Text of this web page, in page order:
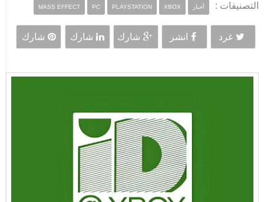
التصنيفات : أخبار MASS EFFECT PC PLAYSTATION XBOX
غرد انشر شارك شارك شارك